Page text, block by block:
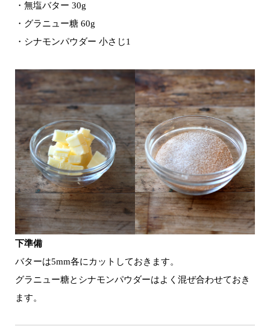
・無塩バター 30g
・グラニュー糖 60g
・シナモンパウダー 小さじ1
下準備
バターは5mm各にカットしておきます。
グラニュー糖とシナモンパウダーはよく混ぜ合わせておき
ます。